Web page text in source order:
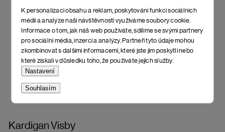
K personalizaci obsahu a reklam, poskytování funkcí sociálních
médií a analýze naší návštěvnosti využíváme soubory cookie.
Informace o tom, jak náš web používáte, sdílíme se svými partnery
pro sociální média, inzerci a analýzy. Partneři tyto údaje mohou
zkombinovat s dalšími informacemi, které jste jim poskytli nebo
které získali v důsledku toho, že používáte jejich služby.
Nastavení
Souhlasím
Kardigan Visby